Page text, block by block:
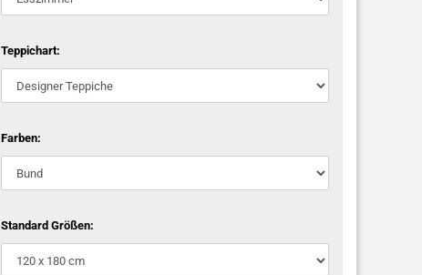
Teppichart:
Farben:
Standard Größen: